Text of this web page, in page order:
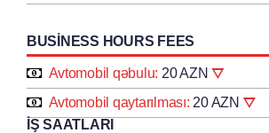
BUSINESS HOURS FEES
Avtomobil qəbulu: 20 AZN
Avtomobil qaytarılması: 20 AZN
İŞ SAATLARI